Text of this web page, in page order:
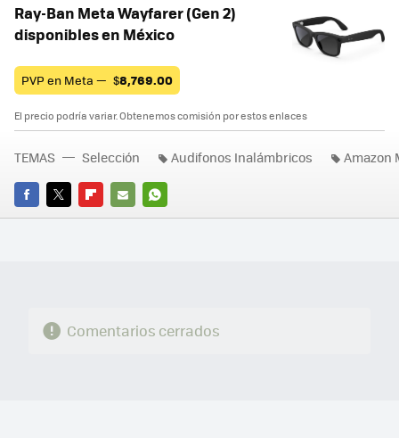
Ray-Ban Meta Wayfarer (Gen 2)
disponibles en México
PVP en Meta — $8,769.00
El precio podría variar. Obtenemos comisión por estos enlaces
FACEBOOK
TWITTERFLIPBOARD
E-
WHATSAPP
TEMAS Selección Audifonos Inalámbricos Amazon
Comentarios cerrados